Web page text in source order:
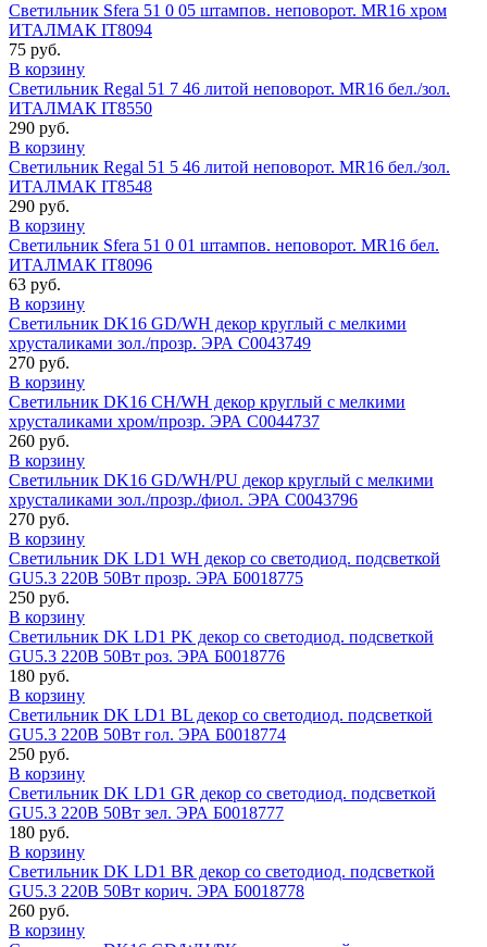
Светильник Sfera 51 0 05 штампов. неповорот. MR16 хром
ИТАЛМАК IT8094
75 руб.
В корзину
Светильник Regal 51 7 46 литой неповорот. MR16 бел./зол.
ИТАЛМАК IT8550
290 руб.
В корзину
Светильник Regal 51 5 46 литой неповорот. MR16 бел./зол.
ИТАЛМАК IT8548
290 руб.
В корзину
Светильник Sfera 51 0 01 штампов. неповорот. MR16 бел.
ИТАЛМАК IT8096
63 руб.
В корзину
Светильник DK16 GD/WH декор круглый с мелкими
хрусталиками зол./прозр. ЭРА C0043749
270 руб.
В корзину
Светильник DK16 CH/WH декор круглый с мелкими
хрусталиками хром/прозр. ЭРА C0044737
260 руб.
В корзину
Светильник DK16 GD/WH/PU декор круглый с мелкими
хрусталиками зол./прозр./фиол. ЭРА C0043796
270 руб.
В корзину
Светильник DK LD1 WH декор со светодиод. подсветкой
GU5.3 220В 50Вт прозр. ЭРА Б0018775
250 руб.
В корзину
Светильник DK LD1 PK декор со светодиод. подсветкой
GU5.3 220В 50Вт роз. ЭРА Б0018776
180 руб.
В корзину
Светильник DK LD1 BL декор со светодиод. подсветкой
GU5.3 220В 50Вт гол. ЭРА Б0018774
250 руб.
В корзину
Светильник DK LD1 GR декор со светодиод. подсветкой
GU5.3 220В 50Вт зел. ЭРА Б0018777
180 руб.
В корзину
Светильник DK LD1 BR декор со светодиод. подсветкой
GU5.3 220В 50Вт корич. ЭРА Б0018778
260 руб.
В корзину